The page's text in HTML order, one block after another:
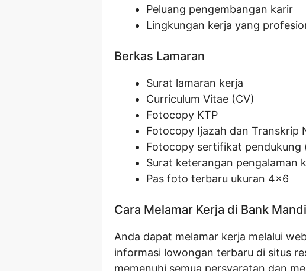
Peluang pengembangan karir
Lingkungan kerja yang
Berkas Lamaran
Surat lamaran kerja
Curriculum Vitae (CV)
Fotocopy KTP
Fotocopy Ijazah dan Transkrip
Fotocopy sertifikat pendukung
Surat keterangan pengalaman
Pas foto terbaru ukuran 4×6
Cara Melamar Kerja di Bank
Anda dapat melamar kerja melalui
informasi lowongan terbaru di situs
memenuhi semua persyaratan dan